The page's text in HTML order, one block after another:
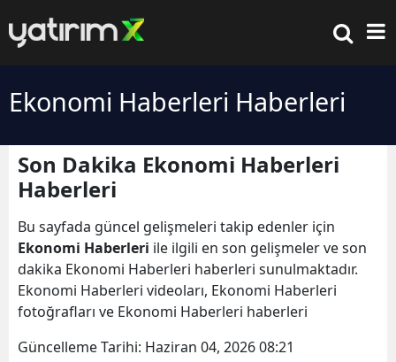
Ekonomi Haberleri Haberleri
Son Dakika Ekonomi Haberleri
Haberleri
Bu sayfada güncel gelişmeleri takip edenler için
Ekonomi Haberleri ile ilgili en son gelişmeler ve son
dakika Ekonomi Haberleri haberleri sunulmaktadır.
Ekonomi Haberleri videoları, Ekonomi Haberleri
fotoğrafları ve Ekonomi Haberleri haberleri
Güncelleme Tarihi: Haziran 04, 2026 08:21